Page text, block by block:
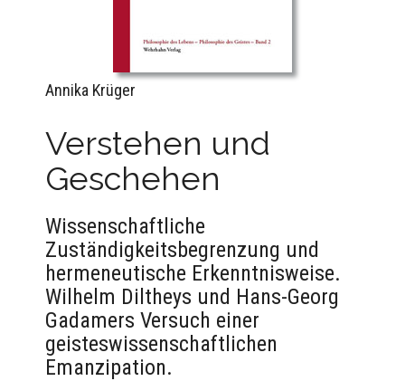
Annika Krüger
Verstehen und
Geschehen
Wissenschaftliche
Zuständigkeitsbegrenzung und
hermeneutische Erkenntnisweise.
Wilhelm Diltheys und Hans-Georg
Gadamers Versuch einer
geisteswissenschaftlichen
Emanzipation.